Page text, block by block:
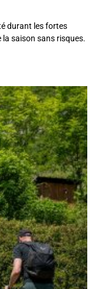
durant les fortes
la saison sans risques.